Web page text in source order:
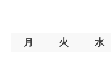
月
火 水